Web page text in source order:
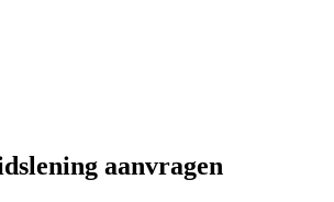
aanvragen